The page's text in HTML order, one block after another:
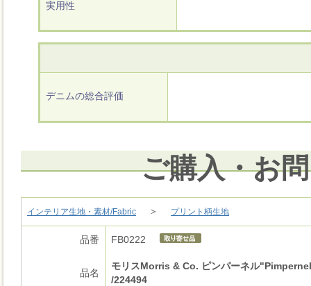
実用性
デニムの総合評価
ご購入・お
インテリア生地・素材/Fabric ＞ プリント柄生地
品番 FB0222
品名
モリスMorris & Co. ピンパーネル
/224494